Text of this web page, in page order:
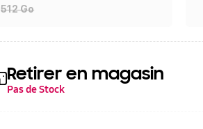
512 Go
Retirer en magasin
Pas de Stock